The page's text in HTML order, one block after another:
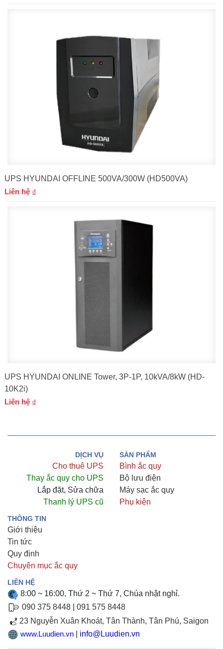
UPS HYUNDAI OFFLINE 500VA/300W (HD500VA)
Liên hệ
UPS HYUNDAI ONLINE Tower, 3P-1P, 10kVA/8kW (HD-
10K2i)
Liên hệ
DỊCH VỤ
Cho thuê UPS
Thay ắc quy cho UPS
Lắp đặt, Sửa chữa
Thanh lý UPS cũ
SẢN PHẨM
Bình ắc quy
Bộ lưu điện
Máy sạc ắc quy
Phụ kiện
THÔNG TIN
Giới thiệu
Tin tức
Quy định
Chuyên mục ắc quy
LIÊN HỆ
8:00 ~ 16:00, Thứ 2 ~ Thứ 7, Chúa nhật nghỉ.
090 375 8448
091 575 8448
23 Nguyễn Xuân Khoát, Tân Thành, Tân Phú, Saigon
www.Luudien.vn info@Luudien.vn